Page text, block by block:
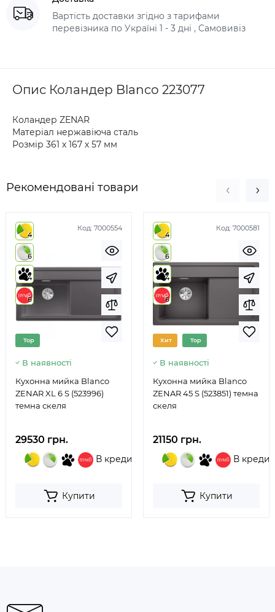
Вартість доставки згідно з тарифами
перевізника по Україні 1 - 3 дні , Самовивіз
Опис Коландер Blanco 223077
Коландер ZENAR
Матеріал нержавіюча сталь
Розмір 361 х 167 х 57 мм
Рекомендовані товари
Код: 7000554
4
6
4
6
Top
В наявності
Кухонна мийка Blanco
ZENAR XL 6 S (523996)
темна скеля
29530 грн.
В кредит
Купити
Код: 7000581
4
6
4
6
Хит Top
В наявності
Кухонна мийка Blanco
ZENAR 45 S (523851) темна
скеля
21150 грн.
В кредит
Купити